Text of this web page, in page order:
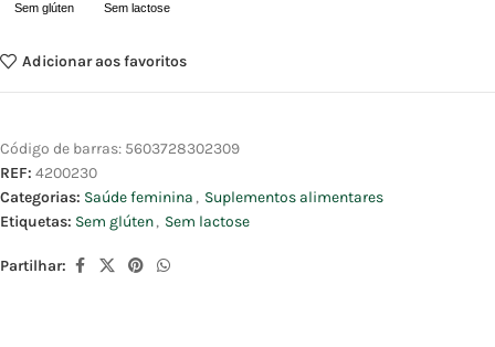
Sem glúten Sem lactose
Adicionar aos favoritos
Código de barras: 5603728302309
REF: 4200230
Categorias: Saúde feminina , Suplementos alimentares
Etiquetas: Sem glúten, Sem lactose
Partilhar: